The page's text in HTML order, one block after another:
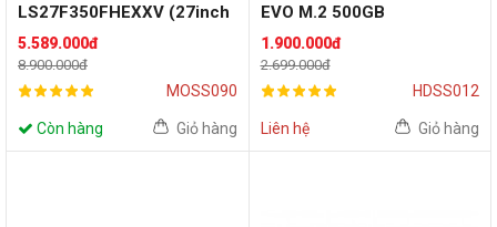
LS27F350FHEXXV (27inch
| FHD | PLS | 60Hz | Flat)
5.589.000đ
8.900.000đ
MOSS090
Còn hàng Giỏ hàng
EVO M.2 500GB
1.900.000đ
2.699.000đ
HDSS012
Liên hệ Giỏ hàng